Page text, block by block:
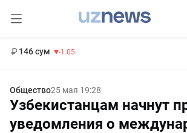
146 сум -1.05
Общество25 мая 19:28
Узбекистанцам начнут
уведомления о